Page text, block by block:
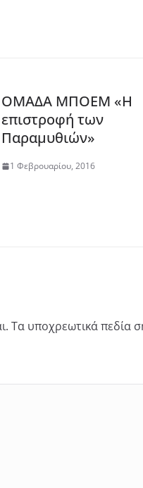
ΟΜΑΔΑ ΜΠΟΕΜ «Η
επιστροφή των
Παραμυθιών»
1 Φεβρουαρίου, 2016
Τα υποχρεωτικά πεδία